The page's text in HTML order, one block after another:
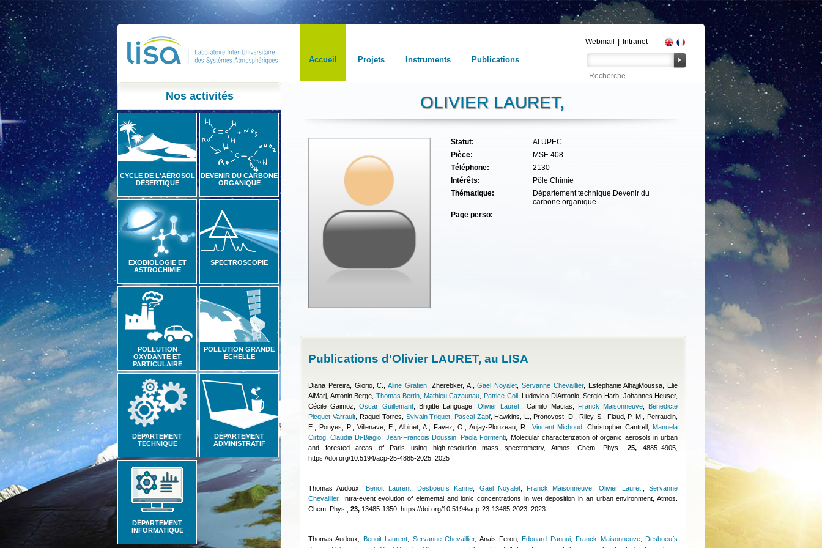
Accueil Projets Instruments Publications
Webmail Intranet
Nos activités
CYCLE DE L'AÉROSOL
DÉSERTIQUE
DEVENIR DU CARBONE
ORGANIQUE
EXOBIOLOGIE ET
ASTROCHIMIE
SPECTROSCOPIE
POLLUTION
OXYDANTE ET
PARTICULAIRE
POLLUTION GRANDE
ECHELLE
DÉPARTEMENT
TECHNIQUE
DÉPARTEMENT
ADMINISTRATIF
DÉPARTEMENT
INFORMATIQUE
OLIVIER LAURET,
Statut:
AI UPEC
Pièce:
MSE 408
Téléphone:
2130
Intérêts:
Pôle Chimie
Thématique:
Département technique,Devenir du
carbone organique
Page perso:
-
Publications d'Olivier LAURET, au LISA
Diana Pereira, Giorio, C. ,Aline Gratien, Zherebker, A. ,Gael Noyalet Servanne Chevaillier, Estephanie AlhajjMoussa
Elie
AlMarj Antonin Berge Thomas Bertin Mathieu Cazaunau Patrice Coll, Ludovico DiAntonio,Sergio Harb, Johannes Heuser,
Cécile Gaimoz ,Oscar Guillemant, Brigitte Language,Olivier Lauret, ,Camilo Macias Franck Maisonneuve, Benedicte
Picquet-Varrault Raquel Torres Sylvain Triquet ,Pascal Zapf,Hawkins, L., Pronovost, D., Riley, S., Flaud, P.-M., Perraudin,
E., Pouyes, P., Villenave, E., Albinet, A., Favez, O., Aujay-Plouzeau, R.
Vincent Michoud Christopher Cantrell
Manuela
Cirtog ,Claudia Di-Biagio Jean-Francois Doussin,Paola Formenti , Molecular characterization of organic aerosols in urban
and forested areas of Paris using high-resolution mass spectrometry, Atmos. Chem. Phys.,25, 4885–4905,
https://doi.org/10.5194/acp-25-4885-2025, 2025
Thomas Audoux Benoit Laurent, Desboeufs Karine Gael Noyalet, Franck Maisonneuve Olivier Lauret,
Servanne
Chevaillier, Intra-event evolution of elemental and ionic concentrations in wet deposition in an urban environment, Atmos.
Chem. Phys., 23, 13485-1350, https://doi.org/10.5194/acp-23-13485-2023, 2023
Thomas Audoux Benoit Laurent Servanne Chevaillier, Anais Feron,Edouard Pangui,Franck Maisonneuve,Desboeufs